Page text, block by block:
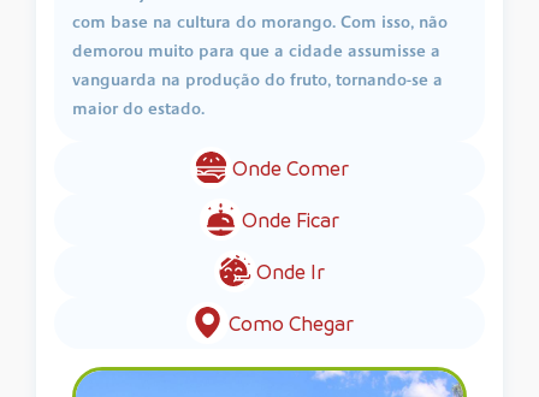
Onde Comer
Onde Ficar
Onde Ir
Como Chegar
com base na cultura do morango. Com isso, não
demorou muito para que a cidade assumisse a
vanguarda na produção do fruto, tornando-se a
maior do estado.